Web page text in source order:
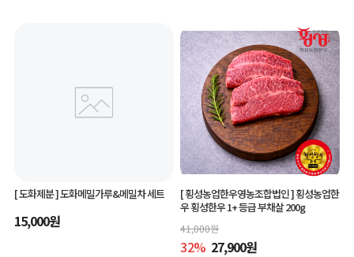
[ 도화제분 ]도화메밀가루&메밀차 세트
15,000원
[ 횡성농업한우영농조합법인 ]횡성농업한
우 횡성한우 1+ 등급 부채살 200g
41,000원
32% 27,900원